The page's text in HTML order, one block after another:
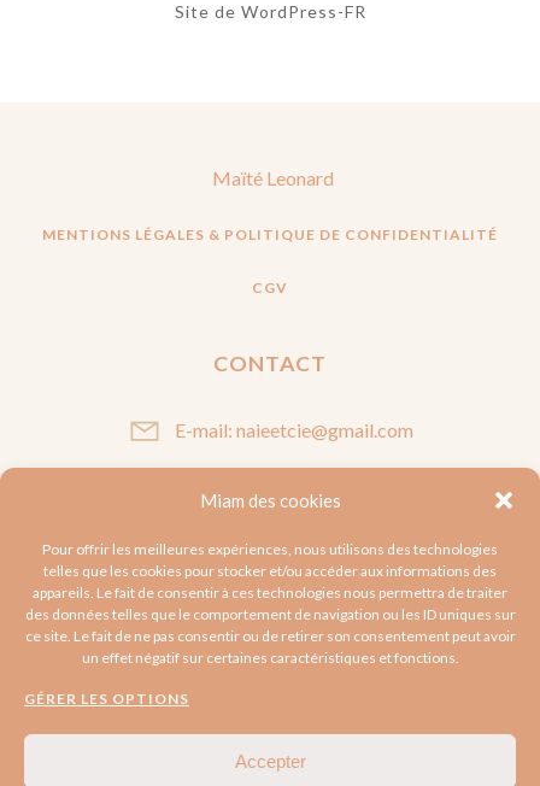
Miam des cookies
Pour offrir les meilleures expériences, nous utilisons des technologies
telles que les cookies pour stocker et/ou accéder aux informations des
appareils. Le fait de consentir à ces technologies nous permettra de traiter
des données telles que le comportement de navigation ou les ID uniques sur
ce site. Le fait de ne pas consentir ou de retirer son consentement peut avoir
un effet négatif sur certaines caractéristiques et fonctions.
GÉRER LES OPTIONS
Accepter
Site de WordPress-FR
Maïté Leonard
MENTIONS LÉGALES & POLITIQUE DE CONFIDENTIALITÉ
CGV
CONTACT
E-mail: naieetcie@gmail.com